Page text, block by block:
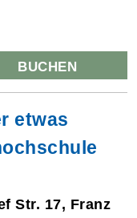
BUCHEN
etwas
Str. 17, Franz